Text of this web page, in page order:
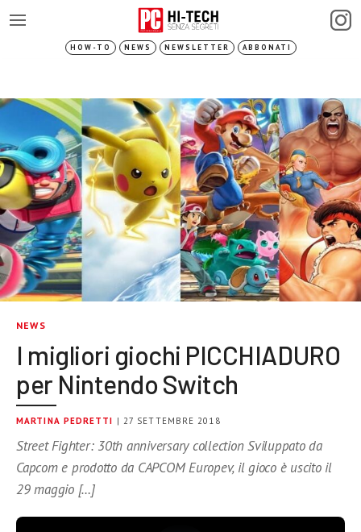
HOW-TO NEWS NEWSLETTER ABBONATI
NEWS
I migliori giochi PICCHIADURO
per Nintendo Switch
MARTINA PEDRETTI | 27 SETTEMBRE 2018
Street Fighter: 30th anniversary collection Sviluppato da
Capcom e prodotto da CAPCOM Europev, il gioco è uscito il
29 maggio […]